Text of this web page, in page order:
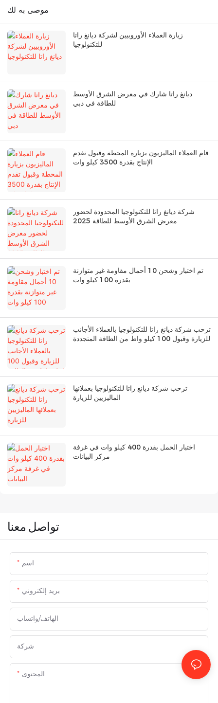
موصى به لك
زيارة العملاء الأوروبيين لشركة ديانغ راتا
للتكنولوجيا
ديانغ راتا شارك في معرض الشرق الأوسط
للطاقة في دبي
قام العملاء الماليزيون بزيارة المحطة وقبول تقدم
الإنتاج بقدرة 3500 كيلو وات
شركة ديانغ راتا للتكنولوجيا المحدودة لحضور
معرض الشرق الأوسط للطاقة 2025
تم اختبار وشحن 10 أحمال مقاومة غير متوازنة
بقدرة 100 كيلو وات
ترحب شركة ديانغ راتا للتكنولوجيا بالعملاء الأجانب
للزيارة وقبول 100 كيلو واط من الطاقة المتجددة
ترحب شركة ديانغ راتا للتكنولوجيا بعملائها
الماليزيين للزيارة
اختبار الحمل بقدرة 400 كيلو وات في غرفة
مركز البيانات
تواصل معنا
اسم
بريد إلكتروني
الهاتف/واتساب
شركة
المحتوى